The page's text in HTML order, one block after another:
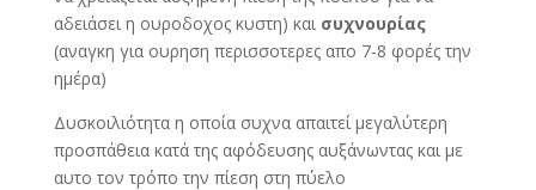
αδειάσει η ουροδοχος κυστη) και συχνουρίας
(αναγκη για ουρηση περισσοτερες απο 7-8 φορές την
ημέρα)
Δυσκοιλιότητα η οποία συχνα απαιτεί μεγαλύτερη
προσπάθεια κατά της αφόδευσης αυξάνωντας και με
αυτο τον τρόπο την πίεση στη πύελο